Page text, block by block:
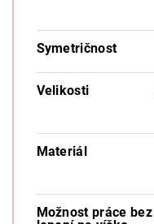
Symetričnost
Velikosti
Materiál
Možnost práce bez